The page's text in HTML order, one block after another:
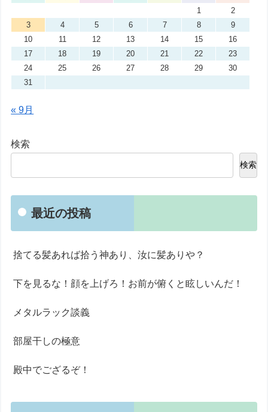
1
2
3
4 5 6 7 8
9
10
11 12 13 14 15
16
17
18 19 20 21 22
23
24
25 26 27 28 29
30
31
« 9月
検索
検索
最近の投稿
捨てる髪あれば拾う神あり、汝に髪ありや？
下を見るな！顔を上げろ！お前が俯くと眩しいんだ！
メタルラック談義
部屋干しの極意
殿中でござるぞ！